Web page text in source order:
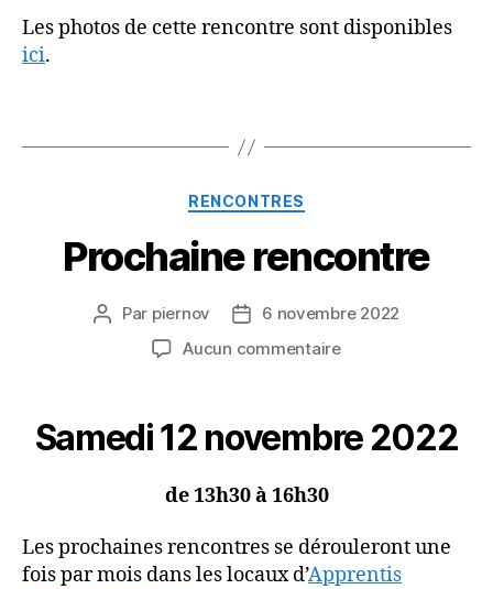
Les photos de cette rencontre sont disponibles
ici.
Catégories
RENCONTRES
Prochaine rencontre
Auteur
l’article
Par piernov
Date6 novembre 2022
Aucun commentairesur
Samedi 12 novembre 2022
de 13h30 à 16h30
Les prochaines rencontres se dérouleront une
fois par mois dans les locaux d’Apprentis